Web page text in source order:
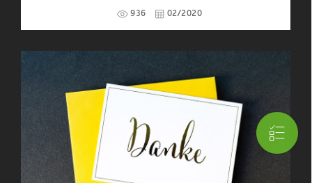
936 02/2020